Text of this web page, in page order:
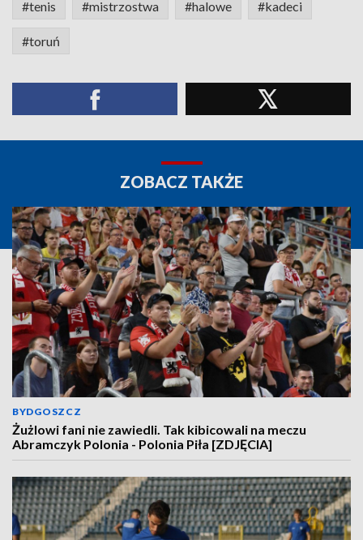
#tenis #mistrzostwa #halowe #kadeci
#toruń
ZOBACZ TAKŻE
BYDGOSZCZ
Żużlowi fani nie zawiedli. Tak kibicowali na meczu
Abramczyk Polonia - Polonia Piła [ZDJĘCIA]